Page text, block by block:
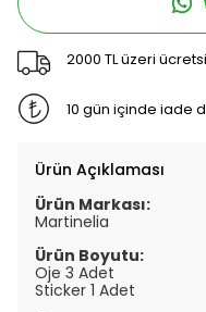
2000 TL üzeri
10 gün içinde iade
Ürün Açıklaması
Ürün Markası:
Martinelia
Ürün Boyutu:
Oje 3 Adet
Sticker 1 Adet